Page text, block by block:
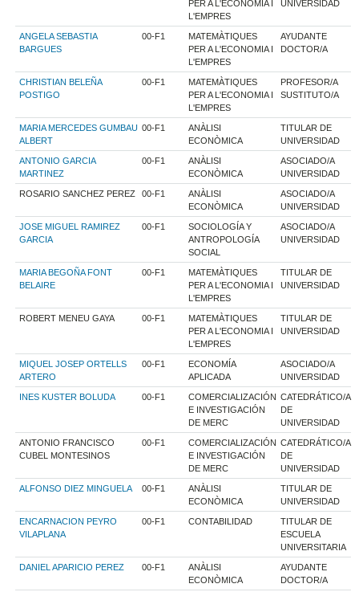
PER A L'ECONOMIA I
L'EMPRES
UNIVERSIDAD
ANGELA SEBASTIA
BARGUES
00-F1
MATEMÀTIQUES
PER A L'ECONOMIA I
L'EMPRES
AYUDANTE
DOCTOR/A
CHRISTIAN BELEÑA
POSTIGO
00-F1
MATEMÀTIQUES
PER A L'ECONOMIA I
L'EMPRES
PROFESOR/A
SUSTITUTO/A
MARIA MERCEDES GUMBAU
ALBERT
00-F1
ANÀLISI
ECONÒMICA
TITULAR DE
UNIVERSIDAD
ANTONIO GARCIA
MARTINEZ
00-F1
ANÀLISI
ECONÒMICA
ASOCIADO/A
UNIVERSIDAD
ROSARIO SANCHEZ PEREZ 00-F1
ANÀLISI
ECONÒMICA
ASOCIADO/A
UNIVERSIDAD
JOSE MIGUEL RAMIREZ
GARCIA
00-F1
SOCIOLOGÍA Y
ANTROPOLOGÍA
SOCIAL
ASOCIADO/A
UNIVERSIDAD
MARIA BEGOÑA FONT
BELAIRE
00-F1
MATEMÀTIQUES
PER A L'ECONOMIA I
L'EMPRES
TITULAR DE
UNIVERSIDAD
ROBERT MENEU GAYA 00-F1
MATEMÀTIQUES
PER A L'ECONOMIA I
L'EMPRES
TITULAR DE
UNIVERSIDAD
MIQUEL JOSEP ORTELLS
ARTERO
00-F1
ECONOMÍA
APLICADA
ASOCIADO/A
UNIVERSIDAD
INES KUSTER BOLUDA 00-F1
COMERCIALIZACIÓN
E INVESTIGACIÓN
DE MERC
CATEDRÁTICO/A
DE
UNIVERSIDAD
ANTONIO FRANCISCO
CUBEL MONTESINOS
00-F1
COMERCIALIZACIÓN
E INVESTIGACIÓN
DE MERC
CATEDRÁTICO/A
DE
UNIVERSIDAD
ALFONSO DIEZ MINGUELA 00-F1
ANÀLISI
ECONÒMICA
TITULAR DE
UNIVERSIDAD
ENCARNACION PEYRO
VILAPLANA
00-F1 CONTABILIDAD
TITULAR DE
ESCUELA
UNIVERSITARIA
DANIEL APARICIO PEREZ 00-F1
ANÀLISI
ECONÒMICA
AYUDANTE
DOCTOR/A